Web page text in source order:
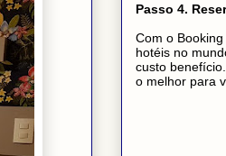
Passo 4.
Com o
hotéis no
custo
o melhor para